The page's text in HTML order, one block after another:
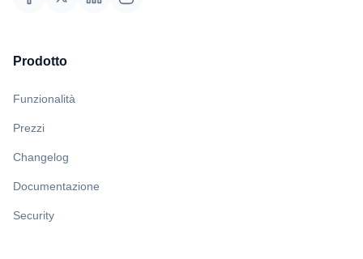
Prodotto
Funzionalità
Prezzi
Changelog
Documentazione
Security